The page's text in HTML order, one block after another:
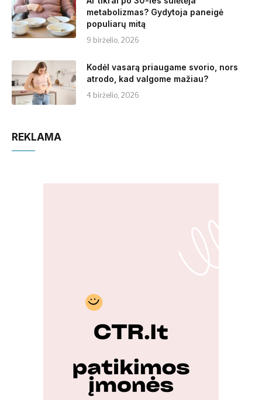
metabolizmas? Gydytoja paneigė
populiarų mitą
9 birželio, 2026
Kodėl vasarą priaugame svorio, nors
atrodo, kad valgome mažiau?
4 birželio, 2026
REKLAMA